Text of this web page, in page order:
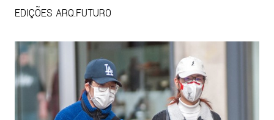
EDIÇÕES ARQ.FUTURO